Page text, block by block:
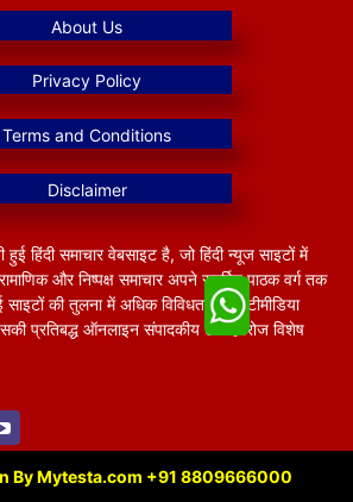
हिंदी समाचार वेबसाइट है, जो हिंदी न्यूज साइटों में
और निष्पक्ष समाचार अपने समर्पित पाठक वर्ग तक
की तुलना में अधिक विविधतापूर्ण मल्टीमीडिया
प्रतिबद्ध ऑनलाइन संपादकीय टीम हररोज विशेष
By Mytesta.com +91 8809666000